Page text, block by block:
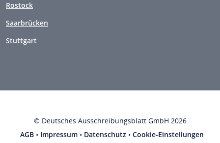
Rostock
Saarbrücken
Stuttgart
© Deutsches Ausschreibungsblatt GmbH 2026
AGB • Impressum • Datenschutz • Cookie-Einstellungen